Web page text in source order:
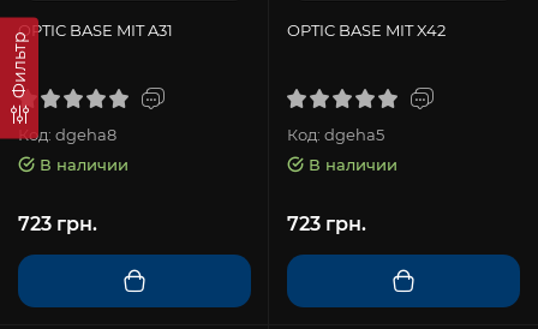
Фильтр
OPTIC BASE MIT A31
Код: dgeha8
В наличии
723 грн.
OPTIC BASE MIT X42
Код: dgeha5
В наличии
723 грн.